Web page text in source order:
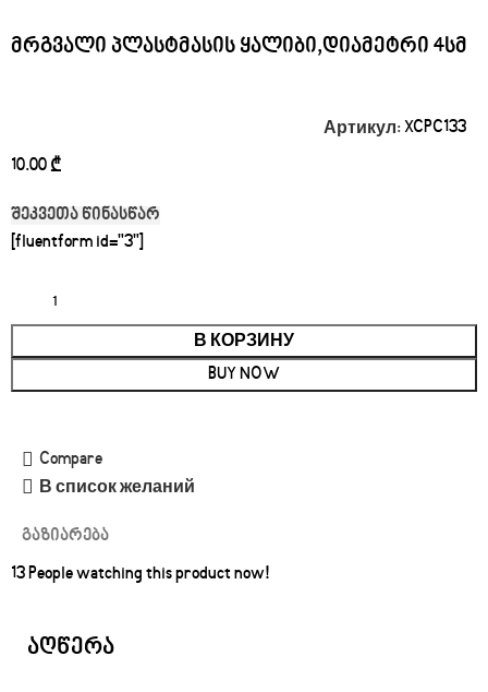
მრგვალი პლასტმასის ყალიბი,დიამეტრი 4სმ
Артикул:XCPC133
₾
შეკვეთა წინასწარ
[fluentform id="3"]
В КОРЗИНУ
BUY NOW
Compare
В список желаний
გაზიარება
13People watching this product now!
აღწერა